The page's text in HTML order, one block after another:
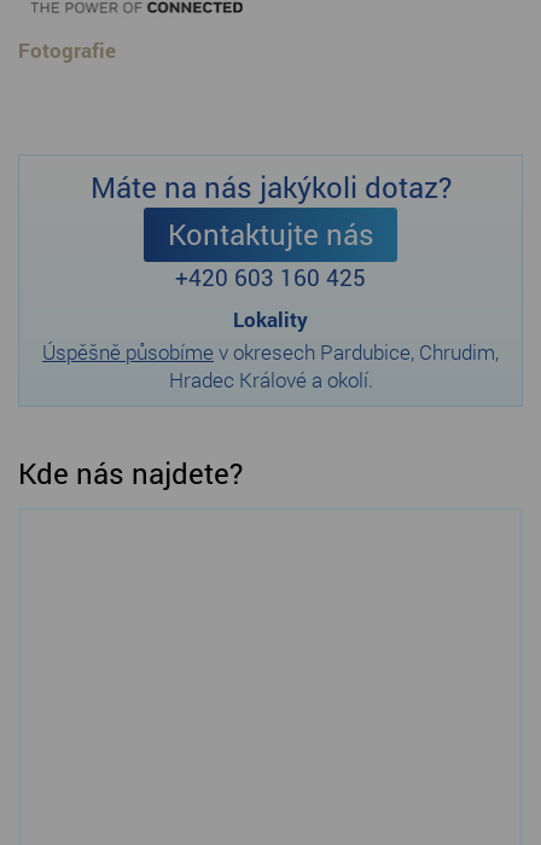
Fotografie
Máte na nás jakýkoli dotaz?
Kontaktujte nás
+420 603 160 425
Lokality
Úspěšně působíme v okresech Pardubice, Chrudim,
Hradec Králové a okolí.
Kde nás najdete?